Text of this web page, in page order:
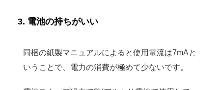
3. 電池の持ちがいい
同梱の紙製マニュアルによると使用電流は7mAと
いうことで、電力の消費が極めて少ないです。